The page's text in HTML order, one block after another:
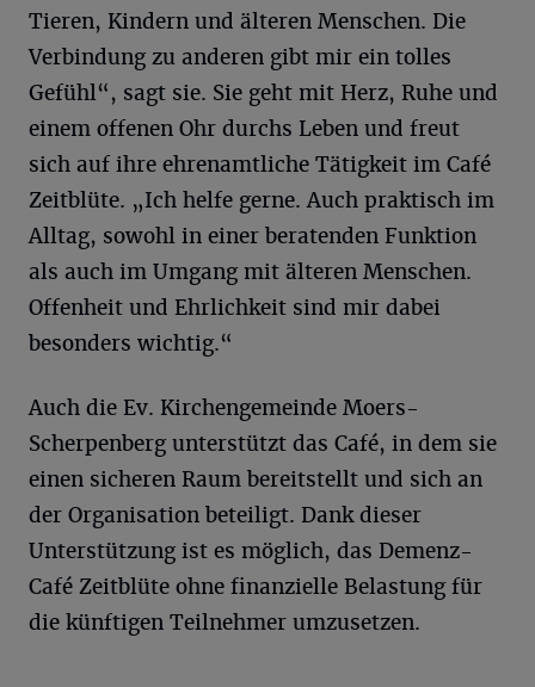
Tieren, Kindern und älteren Menschen. Die
Verbindung zu anderen gibt mir ein tolles
Gefühl“, sagt sie. Sie geht mit Herz, Ruhe und
einem offenen Ohr durchs Leben und freut
sich auf ihre ehrenamtliche Tätigkeit im Café
Zeitblüte. „Ich helfe gerne. Auch praktisch im
Alltag, sowohl in einer beratenden Funktion
als auch im Umgang mit älteren Menschen.
Offenheit und Ehrlichkeit sind mir dabei
besonders wichtig.“
Auch die Ev. Kirchengemeinde Moers-
Scherpenberg unterstützt das Café, in dem sie
einen sicheren Raum bereitstellt und sich an
der Organisation beteiligt. Dank dieser
Unterstützung ist es möglich, das Demenz-
Café Zeitblüte ohne finanzielle Belastung für
die künftigen Teilnehmer umzusetzen.